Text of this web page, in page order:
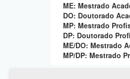
ME: Mestrado
DO: Doutorado
MP: Mestrado
DP: Doutorado
ME/DO: Mestrado
MP/DP: Mestrado